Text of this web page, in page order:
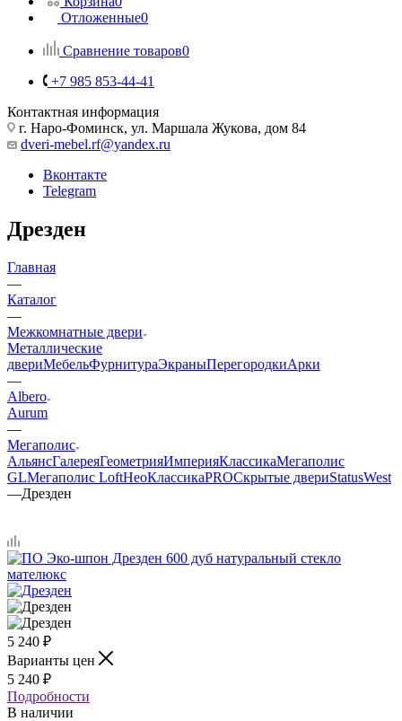
Отложенные0
Сравнение товаров0
+7 985 853-44-41
Контактная информация
г. Наро-Фоминск, ул. Маршала Жукова, дом 84
dveri-mebel.rf@yandex.ru
Вконтакте
Telegram
Дрезден
Главная
—
Каталог
—
Межкомнатные двери
Металлические
двериМебельФурнитураЭкраныПерегородкиАрки
—
Albero
Aurum
—
Мегаполис
АльянсГалереяГеометрияИмперияКлассикаМегаполис
GLМегаполис LoftНеоКлассикаPROСкрытые двериStatusWest
—Дрезден
5 240 ₽
Варианты цен
5 240 ₽
Подробности
В наличии